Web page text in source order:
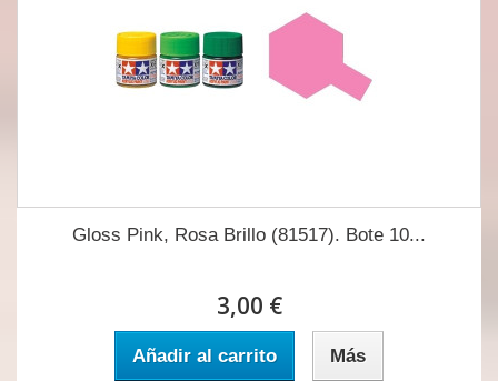
Gloss Pink, Rosa Brillo (81517). Bote 10...
3,00 €
Añadir al carrito Más